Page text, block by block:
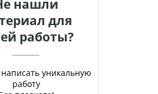
нашли
для
работы?
уникальную
работу